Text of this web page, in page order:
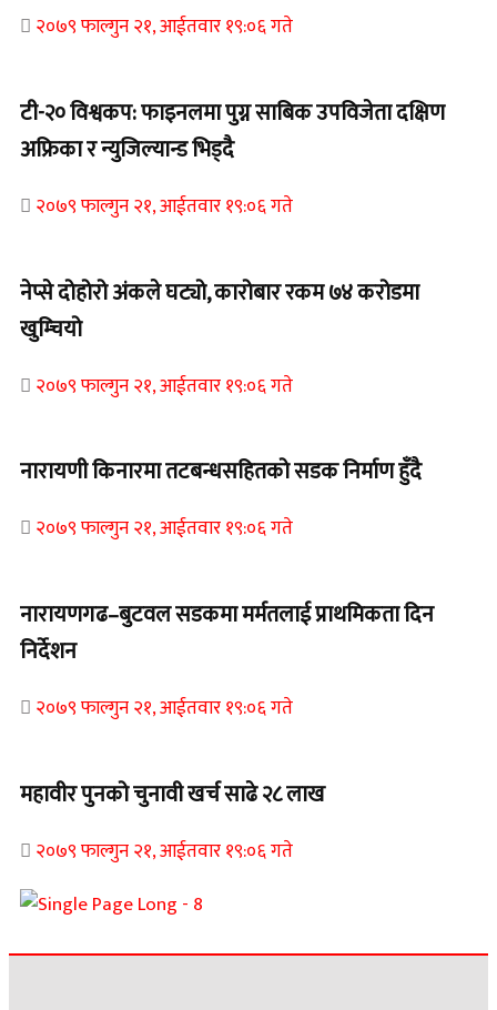
२०७९ फाल्गुन २१, आईतवार १९:०६ गते
टी-२० विश्वकप: फाइनलमा पुग्न साबिक उपविजेता दक्षिण
अफ्रिका र न्युजिल्यान्ड भिड्दै
२०७९ फाल्गुन २१, आईतवार १९:०६ गते
नेप्से दोहोरो अंकले घट्यो, कारोबार रकम ७४ करोडमा
खुम्चियो
२०७९ फाल्गुन २१, आईतवार १९:०६ गते
नारायणी किनारमा तटबन्धसहितको सडक निर्माण हुँदै
२०७९ फाल्गुन २१, आईतवार १९:०६ गते
नारायणगढ–बुटवल सडकमा मर्मतलाई प्राथमिकता दिन
निर्देशन
२०७९ फाल्गुन २१, आईतवार १९:०६ गते
महावीर पुनको चुनावी खर्च साढे २८ लाख
२०७९ फाल्गुन २१, आईतवार १९:०६ गते